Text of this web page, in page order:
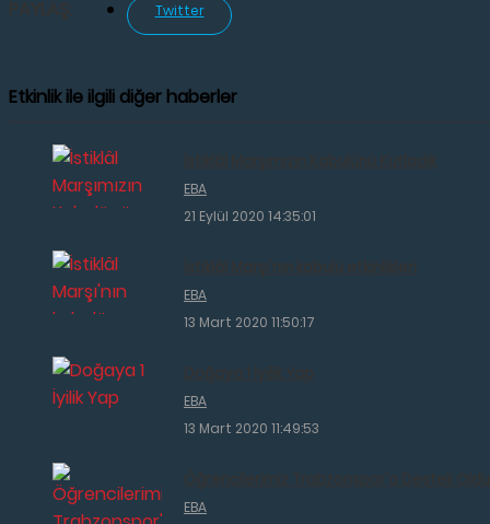
Twitter
Etkinlik ile ilgili diğer haberler
EBA
21 Eylül 2020 14:35:01
EBA
13 Mart 2020 11:50:17
EBA
13 Mart 2020 11:49:53
EBA